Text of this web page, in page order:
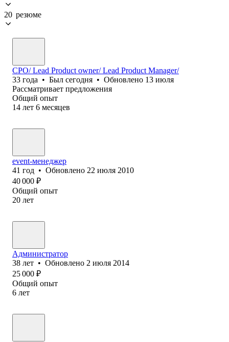
20 резюме
CPO/ Lead Product owner/ Lead Product Manager/
33 года • Был сегодня • Обновлено 13 июля
Рассматривает предложения
Общий опыт
14 лет 6 месяцев
event-менеджер
41 год • Обновлено 22 июля 2010
40 000 ₽
Общий опыт
20 лет
Администратор
38 лет • Обновлено 2 июля 2014
25 000 ₽
Общий опыт
6 лет